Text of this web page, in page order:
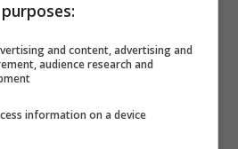
unico
purposes:
and content, advertising and
audience research and
information on a device